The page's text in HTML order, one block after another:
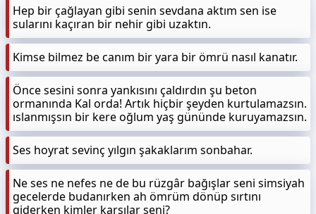
Hep bir çağlayan gibi senin sevdana aktım sen ise
sularını kaçıran bir nehir gibi uzaktın.
Kimse bilmez be canım bir yara bir ömrü nasıl kanatır.
Önce sesini sonra yankısını çaldırdın şu beton
ormanında Kal orda! Artık hiçbir şeyden kurtulamazsın.
ıslanmışsın bir kere oğlum yaş gününde kuruyamazsın.
Ses hoyrat sevinç yılgın şakaklarım sonbahar.
Ne ses ne nefes ne de bu rüzgâr bağışlar seni simsiyah
gecelerde budanırken ah ömrüm dönüp sırtını
giderken kimler karşılar seni?